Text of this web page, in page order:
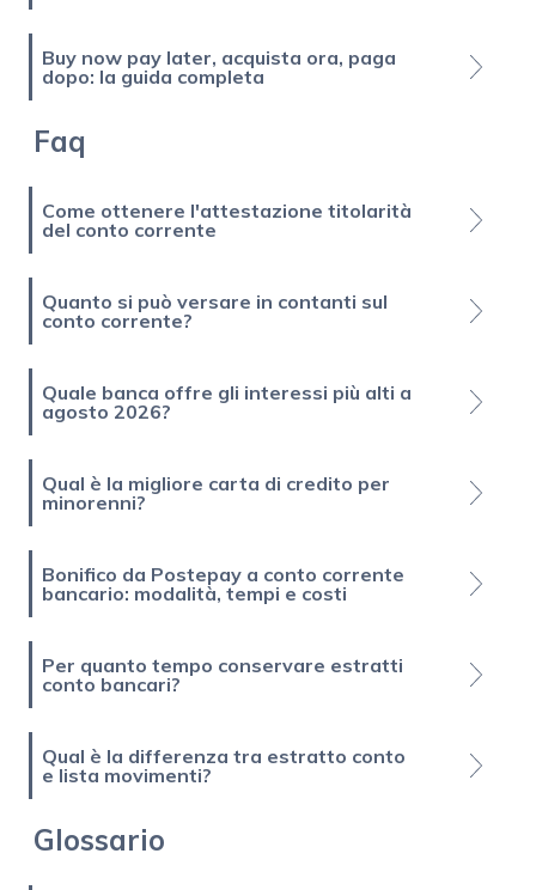
Buy now pay later, acquista ora, paga
dopo: la guida completa
Faq
Come ottenere l'attestazione titolarità
del conto corrente
Quanto si può versare in contanti sul
conto corrente?
Quale banca offre gli interessi più alti a
agosto 2026?
Qual è la migliore carta di credito per
minorenni?
Bonifico da Postepay a conto corrente
bancario: modalità, tempi e costi
Per quanto tempo conservare estratti
conto bancari?
Qual è la differenza tra estratto conto
e lista movimenti?
Glossario